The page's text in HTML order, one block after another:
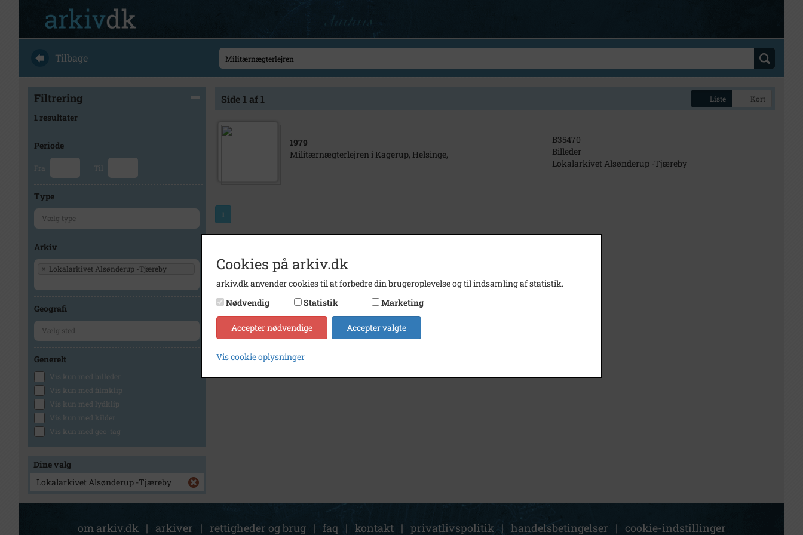
Tilbage
Filtrering
1 resultater
Periode
Fra Til
Type
Arkiv
× Lokalarkivet Alsønderup -Tjæreby
Geografi
Generelt
Vis kun med billeder
Vis kun med filmklip
Vis kun med lydklip
Vis kun med kilder
Vis kun med geo-tag
Dine valg
Lokalarkivet Alsønderup -Tjæreby
Side 1 af 1 Liste Kort
1979
Militærnægterlejren i Kagerup, Helsinge,
B35470
Billeder
Lokalarkivet Alsønderup -Tjæreby
1
om arkiv.dk | arkiver | rettigheder og brug | faq | kontakt | privatlivspolitik | handelsbetingelser | cookie-indstillinger
Cookies på arkiv.dk
arkiv.dk anvender cookies til at forbedre din brugeroplevelse og til indsamling af statistik.
Nødvendig
Statistik Marketing
Accepter nødvendige Accepter valgte
Vis cookie oplysninger